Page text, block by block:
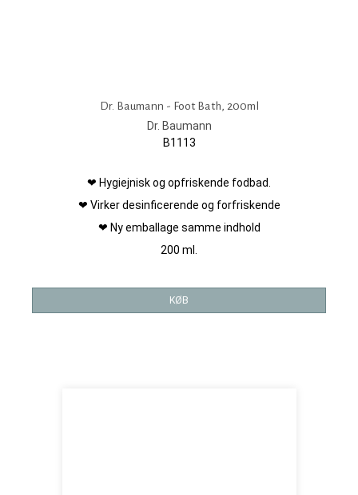
Dr. Baumann - Foot Bath, 200ml
Dr. Baumann
B1113
❤ Hygiejnisk og opfriskende fodbad.
❤ Virker desinficerende og forfriskende
❤ Ny emballage samme indhold
200 ml.
KØB